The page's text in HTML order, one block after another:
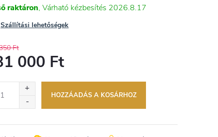
raktáron 2026.8.17
Szállítási lehetőségek
Ft
000 Ft
HOZZÁADÁS A KOSÁRHOZ